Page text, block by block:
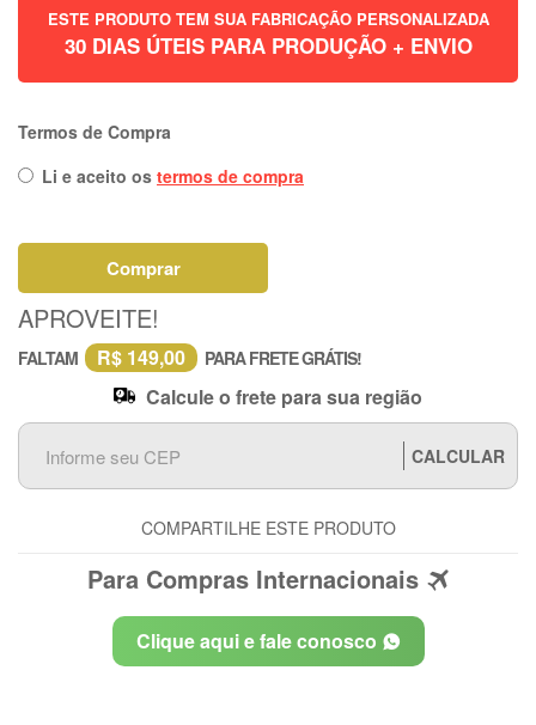
ESTE PRODUTO TEM SUA FABRICAÇÃO PERSONALIZADA
30 DIAS ÚTEIS PARA PRODUÇÃO + ENVIO
Termos de Compra
Li e aceito os termos de compra
Comprar
APROVEITE!
FALTAM R$ 149,00 PARA FRETE GRÁTIS!
Calcule o frete para sua região
CALCULAR
COMPARTILHE ESTE PRODUTO
Para Compras Internacionais
Clique aqui e fale conosco